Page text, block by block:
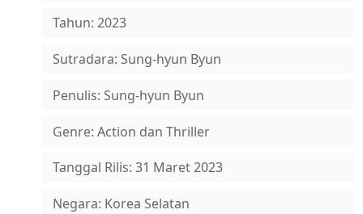
Tahun: 2023
Sutradara: Sung-hyun Byun
Penulis: Sung-hyun Byun
Genre: Action dan Thriller
Tanggal Rilis: 31 Maret 2023
Negara: Korea Selatan